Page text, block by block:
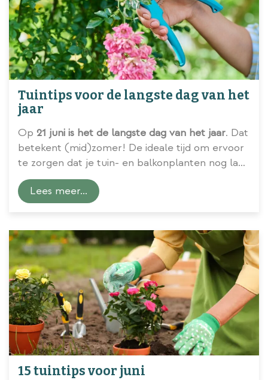
Tuintips voor de langste dag van het
jaar
Op 21 juni is het de langste dag van het jaar. Dat
betekent (mid)zomer! De ideale tijd om ervoor
te zorgen dat je tuin- en balkonplanten nog lang
en rijk zullen bloeien. Waarom en hoe ontdek je
hier!Lees meer...
15 tuintips voor juni